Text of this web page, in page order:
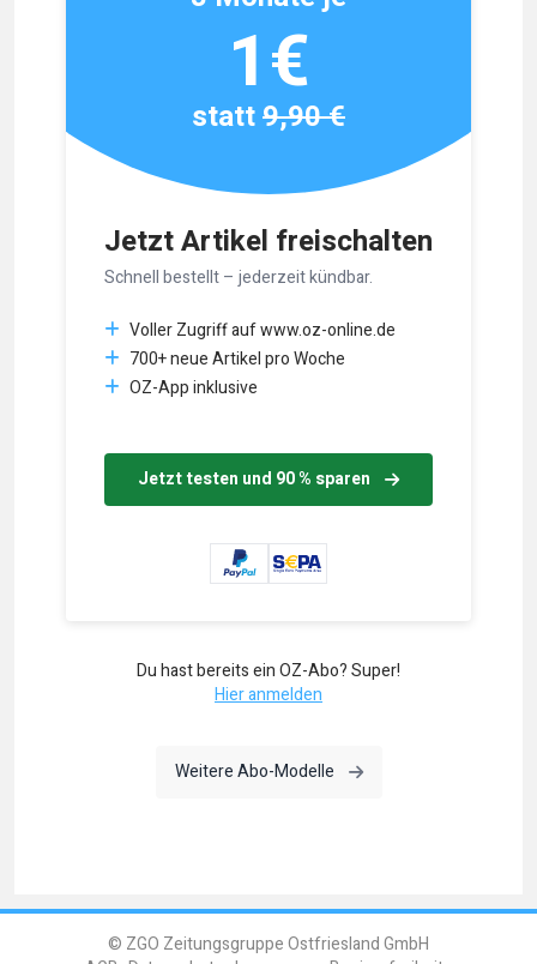
Jetzt Artikel freischalten
Schnell bestellt – jederzeit kündbar.
Voller Zugriff auf www.oz-online.de
700+ neue Artikel pro Woche
OZ-App inklusive
Jetzt testen und 90 % sparen
1€
statt9,90 €
Du hast bereits ein OZ-Abo? Super!
Hier anmelden
Weitere Abo-Modelle
© ZGO Zeitungsgruppe Ostfriesland GmbH